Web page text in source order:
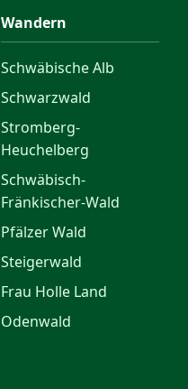
Wandern
Schwäbische Alb
Schwarzwald
Stromberg-
Heuchelberg
Schwäbisch-
Fränkischer-Wald
Pfälzer Wald
Steigerwald
Frau Holle Land
Odenwald